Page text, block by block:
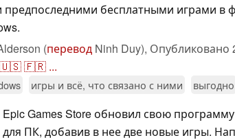
предпоследними бесплатными играми в
(перевод Ninh Duy), Опубликовано
🇺🇸🇫🇷 ...
игры и всё, что связано с ними выгодно
Epic Games Store обновил свою
для ПК, добавив в нее две новые игры.